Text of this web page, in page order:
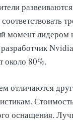
момент лидером
около 80%.
отличаются
оснащения.